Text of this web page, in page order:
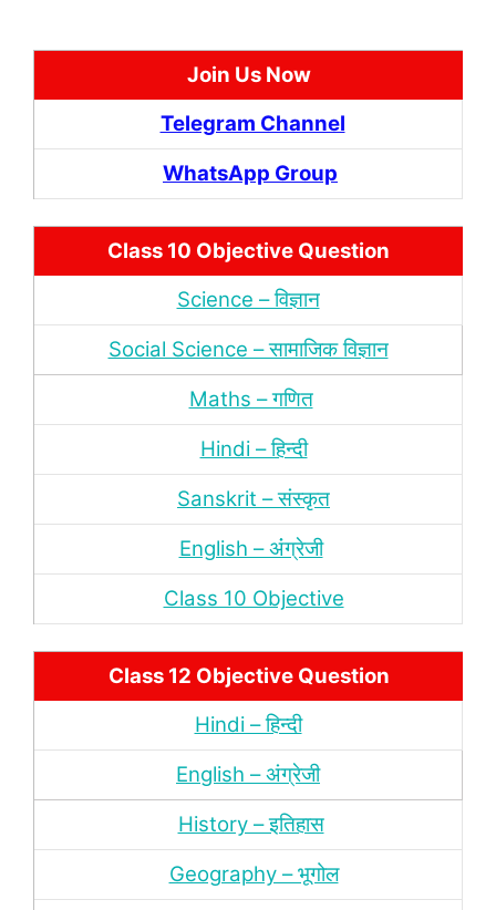
Join Us Now
Telegram Channel
WhatsApp Group
Class 10 Objective Question
Science – विज्ञान
Social Science – सामाजिक विज्ञान
Maths – गणित
Hindi – हिन्‍दी
Sanskrit – संस्‍कृत
English – अंंग्रेजी
Class 10 Objective
Class 12 Objective Question
Hindi – हिन्‍दी
English – अंग्रेजी
History – इतिहास
Geography – भूगोल